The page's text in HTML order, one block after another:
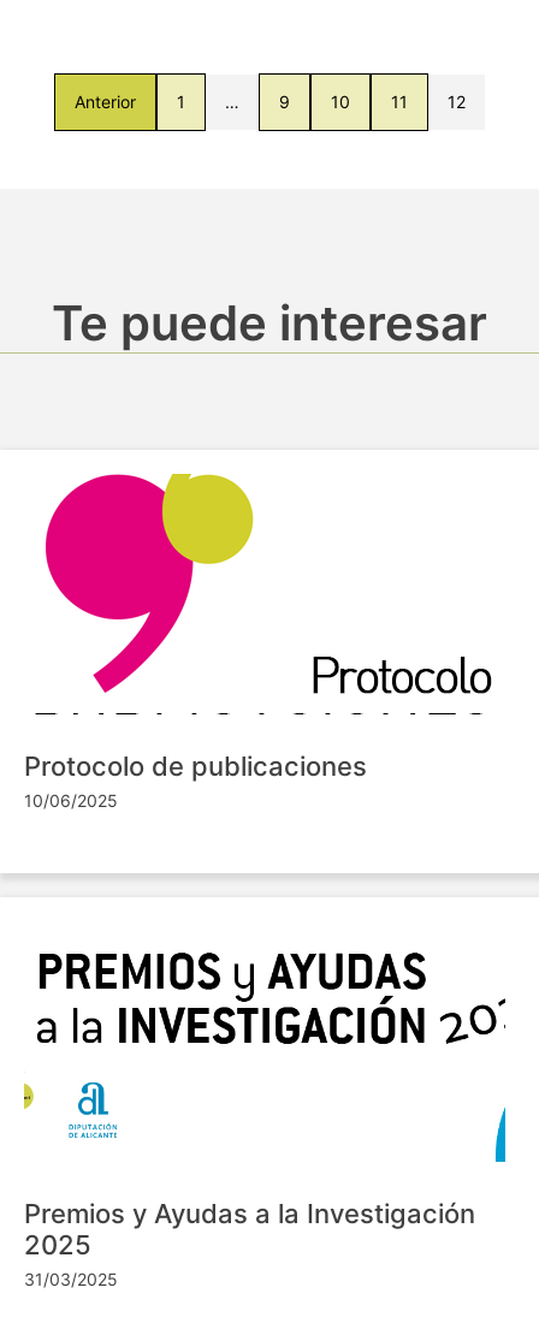
Anterior 1 … 9 10 11 12
Te puede interesar
Protocolo de publicaciones
10/06/2025
Premios y Ayudas a la Investigación
2025
31/03/2025